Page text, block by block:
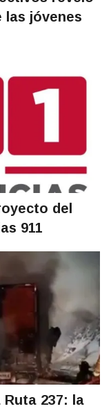
las jóvenes
del
911
237: la